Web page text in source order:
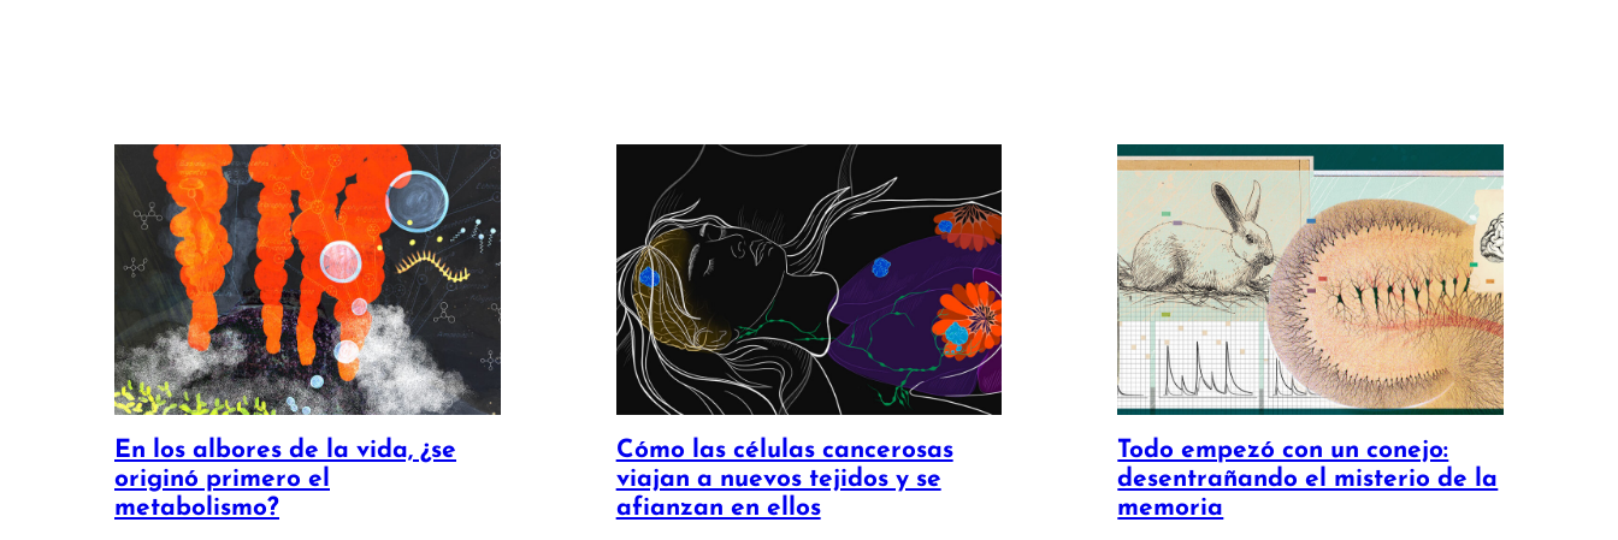
En los albores de la vida, ¿se
originó primero el
metabolismo?
Cómo las células cancerosas
viajan a nuevos tejidos y se
afianzan en ellos
Todo empezó con un conejo:
desentrañando el misterio de la
memoria